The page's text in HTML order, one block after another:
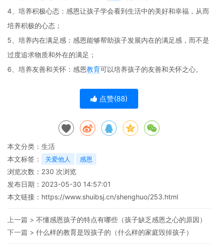
4、培养积极心态：感恩让孩子学会看到生活中的美好和幸福，从而
培养积极的心态；
5、培养内在满足感：感恩能够帮助孩子发展内在的满足感，而不是
过度追求物质和外在的满足；
6、培养友善和关怀：感恩教育可以培养孩子的友善和关怀之心。
点赞(88)
本文分类： 生活
本文标签：
关爱他人 感恩
浏览次数： 230 次浏览
发布日期：2023-05-30 14:57:01
本文链接： https://www.shuibsj.cn/shenghuo/253.html
上一篇 > 不懂感恩孩子的特点有哪些（孩子缺乏感恩之心的原因）
下一篇 > 什么样的教育是毁孩子的（什么样的家庭毁掉孩子）